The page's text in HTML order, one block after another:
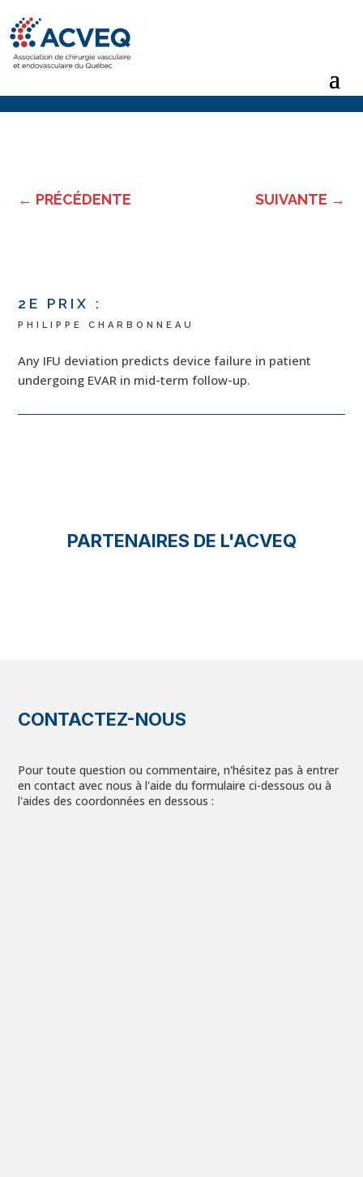
← PRÉCÉDENTE SUIVANTE →
2E PRIX :
PHILIPPE CHARBONNEAU
Any IFU deviation predicts device failure in patient
undergoing EVAR in mid-term follow-up.
PARTENAIRES DE L'ACVEQ
CONTACTEZ-NOUS
Pour toute question ou commentaire, n'hésitez pas à entrer
en contact avec nous à l'aide du formulaire ci-dessous ou à
l'aides des coordonnées en dessous :